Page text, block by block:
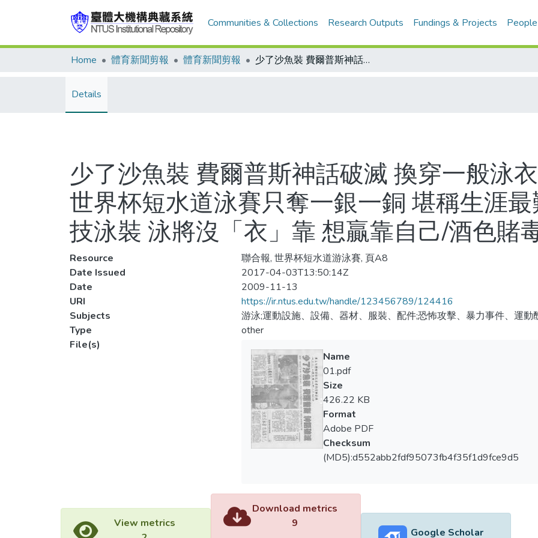
Communities & Collections Research Outputs Fundings & Projects People
Home 體育新聞剪報 體育新聞剪報 少了沙魚裝 費爾普斯神話破滅 換穿一般泳衣 赤裸飛魚變回人 世界杯短水道泳賽只奪一銀一銅 堪稱生涯最難看紀錄/禁穿高科技泳裝 泳將沒「衣」靠 想贏靠自己/酒色賭毒 沉淪飛魚失光彩
Details
少了沙魚裝 費爾普斯神話破滅 換穿一般泳
世界杯短水道泳賽只奪一銀一銅 堪稱生涯
技泳裝 泳將沒「衣」靠 想贏靠自己/酒色賭
Resource
聯合報, 世界杯短水道游泳賽, 頁A8
Date Issued
2017-04-03T13:50:14Z
Date
2009-11-13
URI
https://ir.ntus.edu.tw/handle/123456789/124416
Subjects
游泳;運動設施、設備、器材、服裝、配件;恐怖攻擊、暴力事件、運動
Type
other
File(s)
Name
01.pdf
Size
426.22 KB
Format
Adobe PDF
Checksum
(MD5):d552abb2fdf95073fb4f35f1d9fce9d5
View metrics
Download metrics
9
Google Scholar